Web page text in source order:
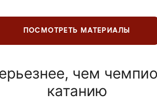
ПОСМОТРЕТЬ МАТЕРИАЛЫ
чем
катанию